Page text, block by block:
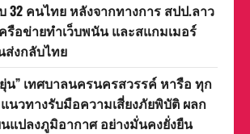
32 คนไทย หลังจากทางการ สปป.ลาว
รือข่ายทำเว็บพนัน และสแกมเมอร์
ส่งกลับไทย
น” เทศบาลนครนครสวรรค์ หารือ ทุก
นวทางรับมือความเสี่ยงภัยพิบัติ ผลก
แปลงภูมิอากาศ อย่างมั่นคงยั่งยืน